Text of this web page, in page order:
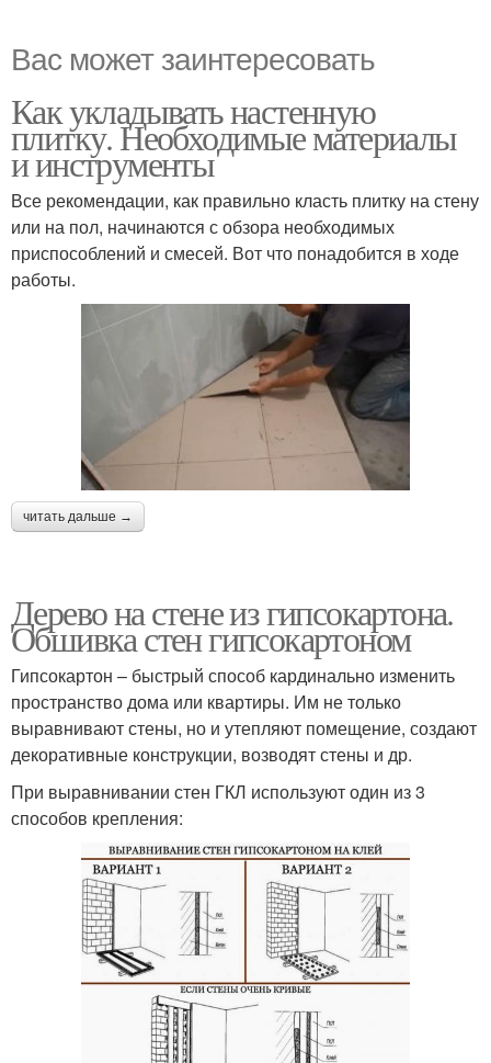
Вас может заинтересовать
Как укладывать настенную
плитку. Необходимые материалы
и инструменты
Все рекомендации, как правильно класть плитку на стену
или на пол, начинаются с обзора необходимых
приспособлений и смесей. Вот что понадобится в ходе
работы.
читать дальше →
Дерево на стене из гипсокартона.
Обшивка стен гипсокартоном
Гипсокартон – быстрый способ кардинально изменить
пространство дома или квартиры. Им не только
выравнивают стены, но и утепляют помещение, создают
декоративные конструкции, возводят стены и др.
При выравнивании стен ГКЛ используют один из 3
способов крепления: